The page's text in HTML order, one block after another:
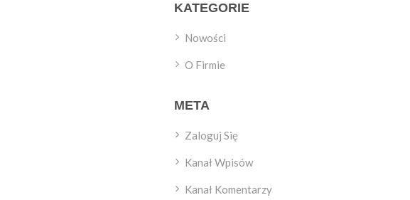
KATEGORIE
Nowości
O Firmie
META
Zaloguj Się
Kanał Wpisów
Kanał Komentarzy